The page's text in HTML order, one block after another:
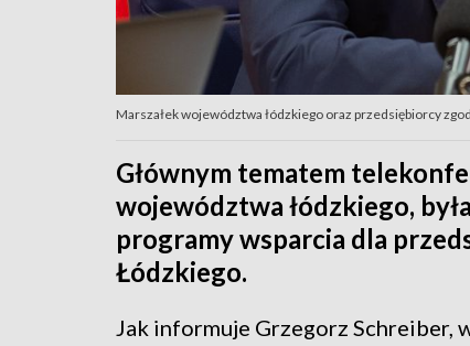
Marszałek województwa łódzkiego oraz przedsiębiorcy
Głównym tematem
województwa łódzkiego,
programy wsparcia dla
Łódzkiego.
Jak informuje Grzegorz Schreiber,